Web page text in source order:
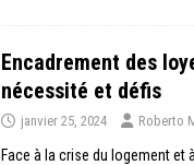
Encadrement des
nécessité et défis
janvier 25, 2024 Roberto
Face à la crise du logement et